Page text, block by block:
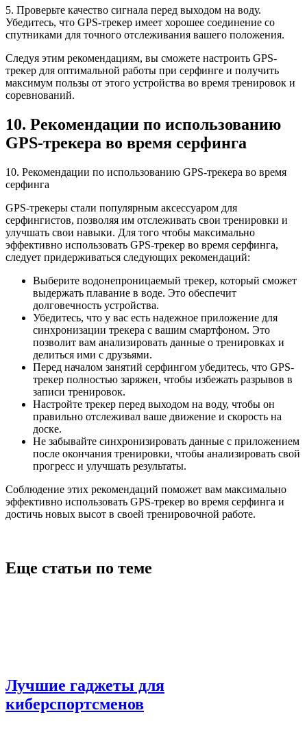
5. Проверьте качество сигнала перед выходом на воду.
Убедитесь, что GPS-трекер имеет хорошее соединение со
спутниками для точного отслеживания вашего положения.
Следуя этим рекомендациям, вы сможете настроить GPS-
трекер для оптимальной работы при серфинге и получить
максимум пользы от этого устройства во время тренировок и
соревнований.
10. Рекомендации по использованию
GPS-трекера во время серфинга
10. Рекомендации по использованию GPS-трекера во время
серфинга
GPS-трекеры стали популярным аксессуаром для
серфингистов, позволяя им отслеживать свои тренировки и
улучшать свои навыки. Для того чтобы максимально
эффективно использовать GPS-трекер во время серфинга,
следует придерживаться следующих рекомендаций:
Выберите водонепроницаемый трекер, который сможет
выдержать плавание в воде. Это обеспечит
долговечность устройства.
Убедитесь, что у вас есть надежное приложение для
синхронизации трекера с вашим смартфоном. Это
позволит вам анализировать данные о тренировках и
делиться ими с друзьями.
Перед началом занятий серфингом убедитесь, что GPS-
трекер полностью заряжен, чтобы избежать разрывов в
записи тренировок.
Настройте трекер перед выходом на воду, чтобы он
правильно отслеживал ваше движение и скорость на
доске.
Не забывайте синхронизировать данные с приложением
после окончания тренировки, чтобы анализировать свой
прогресс и улучшать результаты.
Соблюдение этих рекомендаций поможет вам максимально
эффективно использовать GPS-трекер во время серфинга и
достичь новых высот в своей тренировочной работе.
Еще статьи по теме
Лучшие гаджеты для
киберспортсменов